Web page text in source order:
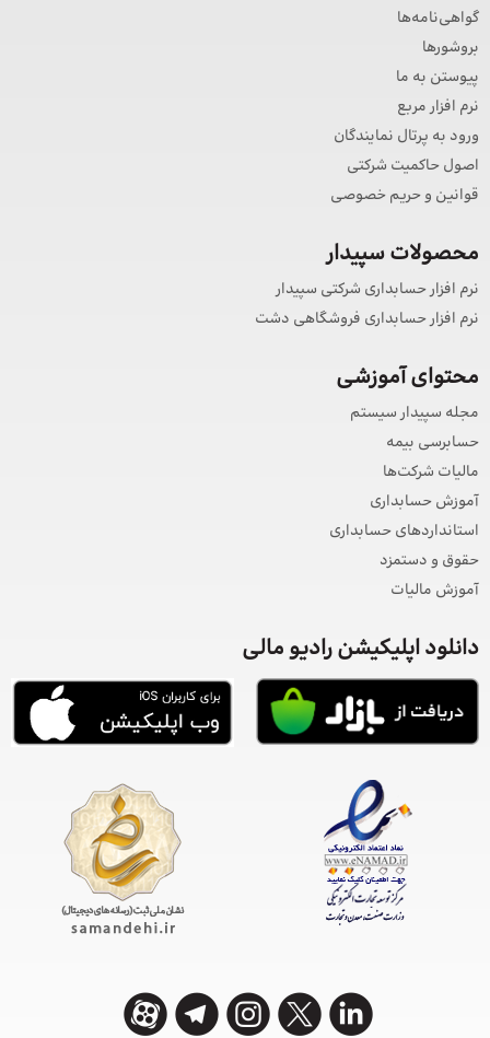
گواهی‌نامه‌ها
بروشورها
پیوستن به ما
نرم افزار مربع
ورود به پرتال نمایندگان
اصول حاکمیت شرکتی
قوانین و حریم خصوصی
محصولات سپیدار
نرم افزار حسابداری شرکتی سپیدار
نرم افزار حسابداری فروشگاهی دشت
محتوای آموزشی
مجله سپیدار سیستم
حسابرسی بیمه
مالیات شرکت‌ها
آموزش حسابداری
استانداردهای حسابداری
حقوق و دستمزد
آموزش مالیات
دانلود اپلیکیشن رادیو مالی